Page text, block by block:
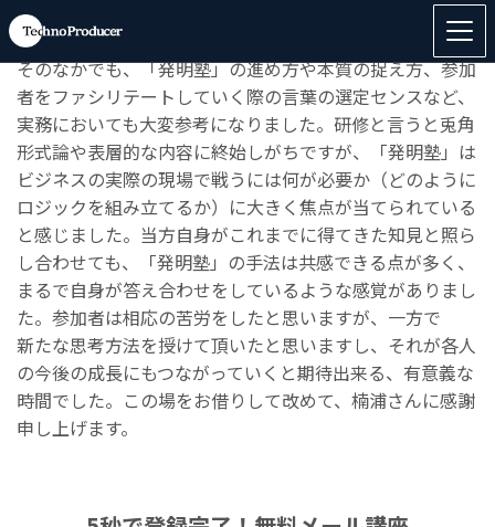
今回は既存の事業・技術に囚われない研究開発テーマの発
掘を目的に、オブザーバーとして参加させて頂きました。
そのなかでも、「発明塾」の進め方や本質の捉え方、参加
者をファシリテートしていく際の言葉の選定センスなど、
実務においても大変参考になりました。研修と言うと兎角
形式論や表層的な内容に終始しがちですが、「発明塾」は
ビジネスの実際の現場で戦うには何が必要か（どのように
ロジックを組み立てるか）に大きく焦点が当てられている
と感じました。当方自身がこれまでに得てきた知見と照ら
し合わせても、「発明塾」の手法は共感できる点が多く、
まるで自身が答え合わせをしているような感覚がありまし
た。参加者は相応の苦労をしたと思いますが、一方で
新たな思考方法を授けて頂いたと思いますし、それが各人
の今後の成長にもつながっていくと期待出来る、有意義な
時間でした。この場をお借りして改めて、楠浦さんに感謝
申し上げます。